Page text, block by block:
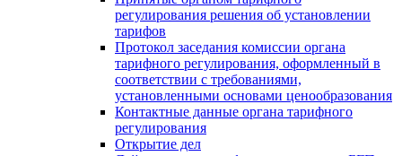
регулирования решения об установлении
тарифов
Протокол заседания комиссии органа
тарифного регулирования, оформленный в
соответствии с требованиями,
установленными основами ценообразования
Контактные данные органа тарифного
регулирования
Открытие дел